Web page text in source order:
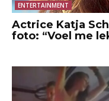
ENTERTAINMENT
Actrice Katja
foto: “Voel me